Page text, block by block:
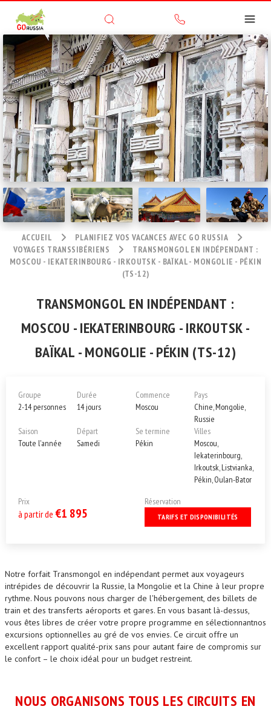
ACCUEIL
PLANIFIEZ VOS VACANCES AVEC GO RUSSIA
VOYAGES TRANSSIBÉRIENS
TRANSMONGOL EN INDÉPENDANT :
MOSCOU - IEKATERINBOURG - IRKOUTSK - BAÏKAL - MONGOLIE - PÉKIN
(TS-12)
TRANSMONGOL EN INDÉPENDANT :
MOSCOU - IEKATERINBOURG - IRKOUTSK -
BAÏKAL - MONGOLIE - PÉKIN (TS-12)
Groupe
2-14 personnes
Saison
Toute l'année
Durée
14 jours
Départ
Samedi
Commence
Moscou
Se termine
Pékin
Pays
Chine, Mongolie,
Russie
Villes
Moscou,
Iekaterinbourg,
Irkoutsk, Listvianka,
Pékin, Oulan-Bator
Prix
à partir de €1 895
Réservation
TARIFS ET DISPONIBILITÉS
Notre forfait Transmongol en indépendant permet aux voyageurs
intrépides de découvrir la Russie, la Mongolie et la Chine à leur propre
rythme. Nous pouvons nous charger de l'hébergement, des billets de
train et des transferts aéroports et gares. En vous basant là-dessus,
vous êtes libres de créer votre propre programme en sélectionnantnos
excursions optionnelles au gré de vos envies. Ce circuit offre un
excellent rapport qualité-prix sans pour autant faire de compromis sur
le confort – le choix idéal pour un budget restreint.
NOUS ORGANISONS TOUS LES CIRCUITS EN